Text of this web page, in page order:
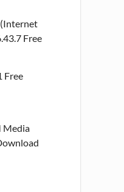
Free
Free
Media